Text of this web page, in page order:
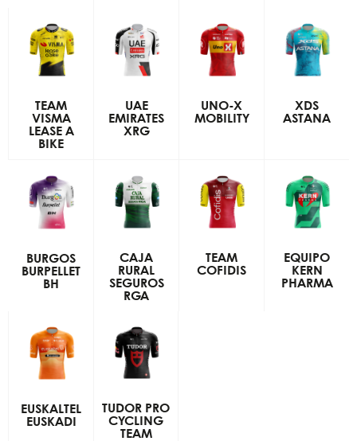
TEAM
VISMA
LEASE A
BIKE
UAE
EMIRATES
XRG
UNO-X
MOBILITY
XDS
ASTANA
BURGOS
BURPELLET
BH
CAJA
RURAL
SEGUROS
RGA
TEAM
COFIDIS
EQUIPO
KERN
PHARMA
EUSKALTEL
EUSKADI
TUDOR PRO
CYCLING
TEAM